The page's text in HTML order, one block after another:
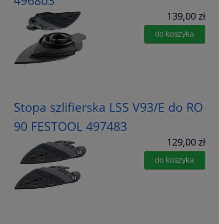
139,00 zł
do koszyka
Stopa szlifierska LSS V93/E do RO
90 FESTOOL 497483
129,00 zł
do koszyka